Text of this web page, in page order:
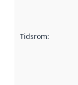
Tidsrom: